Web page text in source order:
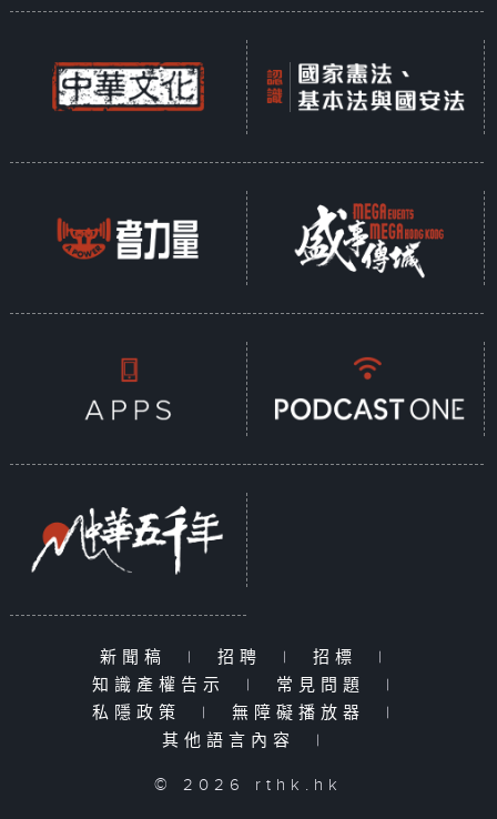
新聞稿 | 招聘 | 招標
|
知識產權告示
| 常見問題
|
私隱政策
| 無障礙播放器
|
其他語言內容
|
© 2026 rthk.hk